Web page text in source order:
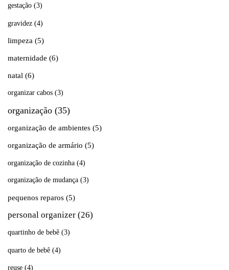
gestação (3)
gravidez (4)
limpeza (5)
maternidade (6)
natal (6)
organizar cabos (3)
organização (35)
organização de ambientes (5)
organização de armário (5)
organização de cozinha (4)
organização de mudança (3)
pequenos reparos (5)
personal organizer (26)
quartinho de bebê (3)
quarto de bebê (4)
reuse (4)